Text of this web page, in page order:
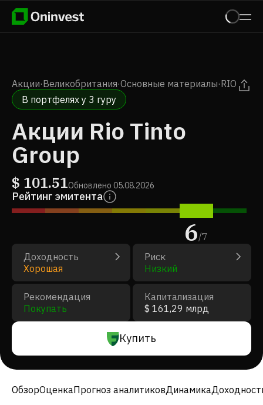
Акции·Великобритания·Основные материалы·RIO
В портфелях у 3 гуру
Акции Rio Tinto
Group
$ 101.51Обновлено 05.08.2026
Рейтинг эмитента
6/7
Доходность
Хорошая
Риск
Низкий
Рекомендация
Покупать
Капитализация
$ 161,29 млрд
Купить
ОбзорОценкаПрогноз аналитиковДинамика